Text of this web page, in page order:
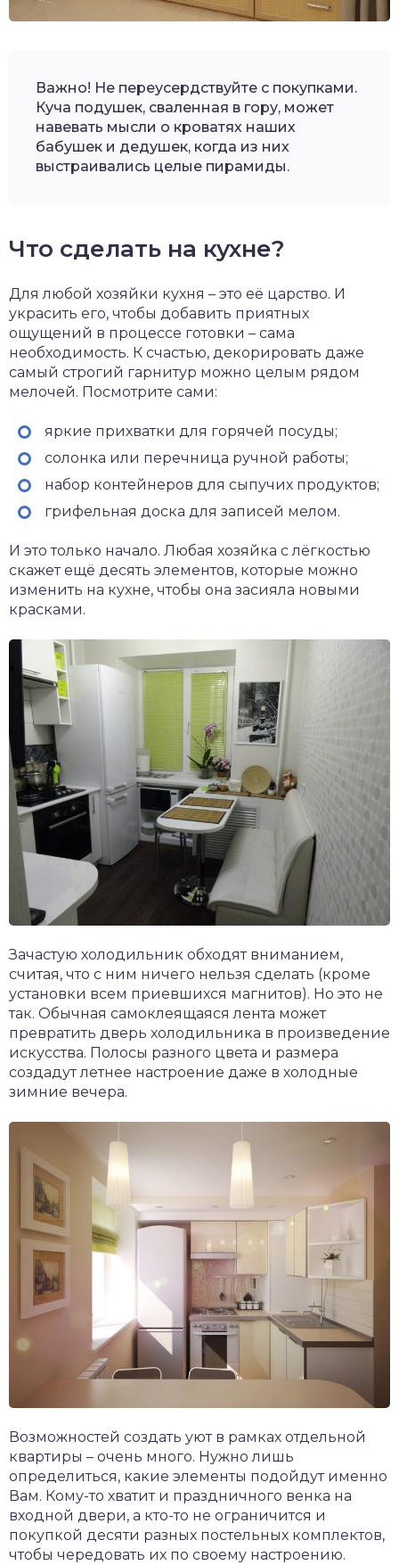
Важно! Не переусердствуйте с покупками.
Куча подушек, сваленная в гору, может
навевать мысли о кроватях наших
бабушек и дедушек, когда из них
выстраивались целые пирамиды.
Что сделать на кухне?
Для любой хозяйки кухня – это её царство. И
украсить его, чтобы добавить приятных
ощущений в процессе готовки – сама
необходимость. К счастью, декорировать даже
самый строгий гарнитур можно целым рядом
мелочей. Посмотрите сами:
яркие прихватки для горячей посуды;
солонка или перечница ручной работы;
набор контейнеров для сыпучих продуктов;
грифельная доска для записей мелом.
И это только начало. Любая хозяйка с лёгкостью
скажет ещё десять элементов, которые можно
изменить на кухне, чтобы она засияла новыми
красками.
Зачастую холодильник обходят вниманием,
считая, что с ним ничего нельзя сделать (кроме
установки всем приевшихся магнитов). Но это не
так. Обычная самоклеящаяся лента может
превратить дверь холодильника в произведение
искусства. Полосы разного цвета и размера
создадут летнее настроение даже в холодные
зимние вечера.
Возможностей создать уют в рамках отдельной
квартиры – очень много. Нужно лишь
определиться, какие элементы подойдут именно
Вам. Кому-то хватит и праздничного венка на
входной двери, а кто-то не ограничится и
покупкой десяти разных постельных комплектов,
чтобы чередовать их по своему настроению.